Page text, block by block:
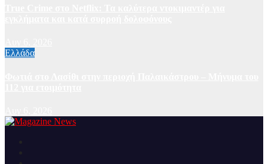
Ελλάδα